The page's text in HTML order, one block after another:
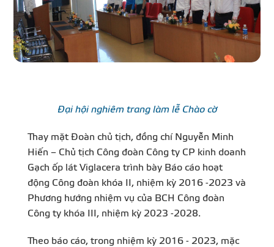
Đại hội nghiêm trang làm lễ Chào cờ
Thay mặt Đoàn chủ tịch, đồng chí Nguyễn Minh
Hiến – Chủ tịch Công đoàn Công ty CP kinh doanh
Gạch ốp lát Viglacera trình bày Báo cáo hoạt
động Công đoàn khóa II, nhiệm kỳ 2016 -2023 và
Phương hướng nhiệm vụ của BCH Công đoàn
Công ty khóa III, nhiệm kỳ 2023 -2028.
Theo báo cáo, trong nhiệm kỳ 2016 - 2023, mặc